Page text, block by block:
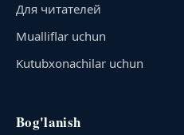
Для читателей
Mualliflar uchun
Kutubxonachilar uchun
Bog'lanish